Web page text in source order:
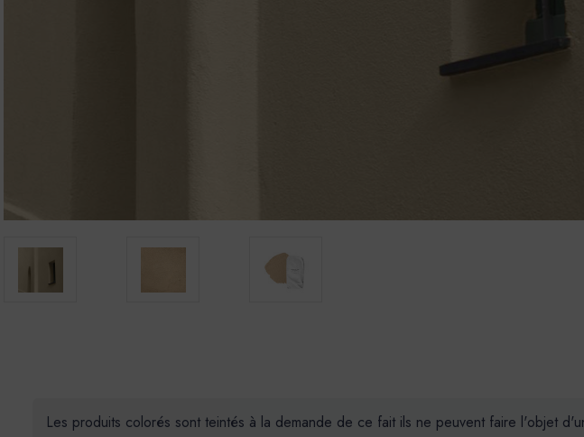
Les produits colorés sont teintés à la demande de ce fait ils ne peuvent faire l'objet